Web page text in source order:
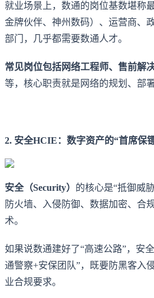
就业场景上，数通的岗位基数堪称
金牌伙伴、神州数码）、运营商、
部门，几乎都需要数通人才。
常见岗位包括网络工程师、售前解
等，核心职责就是网络的规划、部
2. 安全HCIE：数字资产的“首席保
安全（Security） 的核心是“抵御威
防火墙、入侵防御、数据加密、合
术。
如果说数通建好了“高速公路”，安
通警察+安保团队”，既要防黑客入
业合规要求。